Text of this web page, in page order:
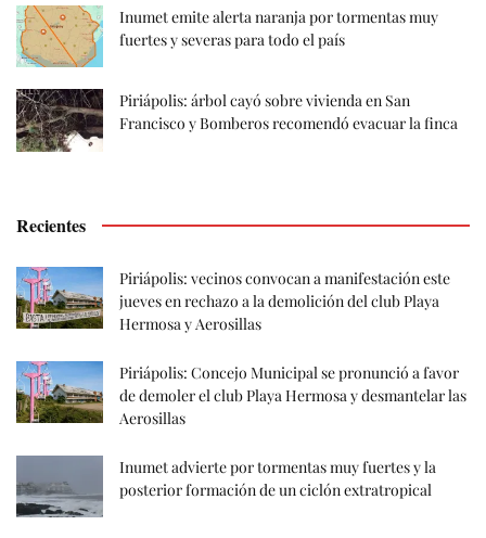
Inumet emite alerta naranja por tormentas muy
fuertes y severas para todo el país
Piriápolis: árbol cayó sobre vivienda en San
Francisco y Bomberos recomendó evacuar la finca
Recientes
Piriápolis: vecinos convocan a manifestación este
jueves en rechazo a la demolición del club Playa
Hermosa y Aerosillas
Piriápolis: Concejo Municipal se pronunció a favor
de demoler el club Playa Hermosa y desmantelar las
Aerosillas
Inumet advierte por tormentas muy fuertes y la
posterior formación de un ciclón extratropical